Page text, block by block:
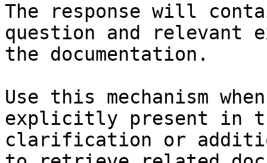
The response will
question and relevant
the documentation.
Use this mechanism
explicitly present in
clarification or